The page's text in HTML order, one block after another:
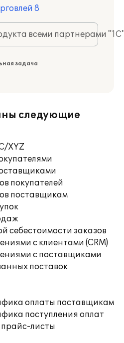
8
всеми партнерами
задача
следующие
XYZ
покупателей
поставщикам
себестоимости заказов
с клиентами (CRM)
с поставщиками
поставок
оплаты поставщикам
поступления оплат
листы